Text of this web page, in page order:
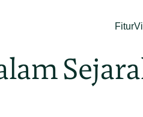
Fitur